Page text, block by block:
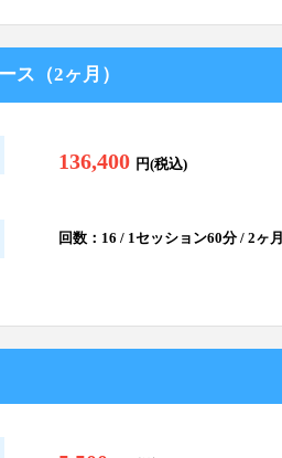
ス（2ヶ月）
136,400 円(税込)
回数：16 / 1セッション60分 / 2ヶ月